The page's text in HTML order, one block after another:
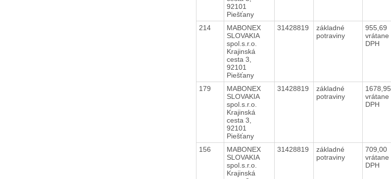
92101
Piešťany
214
MABONEX
SLOVAKIA
spol.s.r.o.
Krajinská
cesta 3,
92101
Piešťany
31428819
základné
potraviny
955,69
vrátane
DPH
179
MABONEX
SLOVAKIA
spol.s.r.o.
Krajinská
cesta 3,
92101
Piešťany
31428819
základné
potraviny
1678,95
vrátane
DPH
156
MABONEX
SLOVAKIA
spol.s.r.o.
Krajinská
31428819
základné
potraviny
709,00
vrátane
DPH